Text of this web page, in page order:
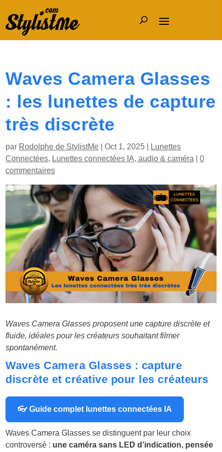
Waves Camera Glasses
: les lunettes de capture
très discrète
par Rodolphe de StylistMe |Oct 1, 2025
Lunettes
Connectées, Lunettes connectées IA, audio & caméra |0
commentaires
Waves Camera Glasses proposent une capture discrète et
fluide, idéales pour les créateurs souhaitant filmer
spontanément.
Waves Camera Glasses : capture
discrète et créative pour les créateurs
👓 Guide complet lunettes connectées IA
Waves Camera Glasses se distinguent par leur choix
controversé : une caméra sans LED d’indication, pensée